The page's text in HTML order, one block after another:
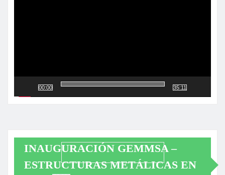
00:00 35:11
INAUGURACIÓN GEMMSA –
ESTRUCTURAS METÁLICAS EN